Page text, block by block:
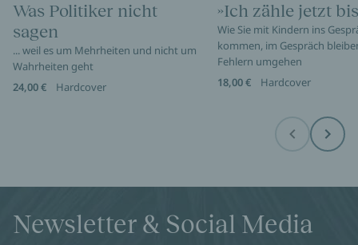
Was Politiker nicht
sagen
... weil es um Mehrheiten und nicht um
Wahrheiten geht
24,00 €
Hardcover
»Ich zähle jetzt
Wie Sie mit Kindern ins
kommen, im Gespräch
Fehlern umgehen
18,00 €
Hardcover
Before Next
Newsletter & Social Media